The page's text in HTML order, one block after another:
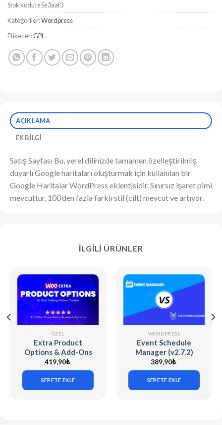
Stok kodu:e5e3aaf3
Kategoriler:Wordpress
Etiketler:GPL
AÇIKLAMA
EK BILGI
Satış Sayfası Bu, yerel dilinizde tamamen özelleştirilmiş
duyarlı Google haritaları oluşturmak için kullanılan bir
Google Haritalar WordPress eklentisidir. Sınırsız işaret pimi
mevcuttur. 100’den fazla farklı stil (cilt) mevcut ve artıyor.
İLGILI ÜRÜNLER
ÖZEL
Extra Product
Options & Add-Ons
for WooCommerce
v7.5.6 (Codecanyon)
419,90₺
SEPETE EKLE
WORDPRESS
Event Schedule
Manager (v2.7.2)
The Events
Calendar
389,90₺
SEPETE EKLE